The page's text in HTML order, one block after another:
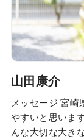
山田康介
メッセージ 宮
やすいと思いま
んな大切な大き